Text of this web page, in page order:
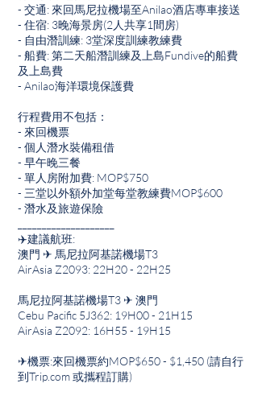
- 交通: 來回馬尼拉機場至Anilao酒店專車接送
- 住宿: 3晚海景房(2人共享1間房)
- 自由潛訓練: 3堂深度訓練教練費
- 船費: 第二天船潛訓練及上島Fundive的船費
及上島費
- Anilao海洋環境保護費
行程費用不包括：
- 來回機票
- 個人潛水裝備租借
- 早午晚三餐
- 單人房附加費: MOP$750
- 三堂以外額外加堂每堂教練費MOP$600
- 潛水及旅遊保險
✈️建議航班:
澳門 ✈ 馬尼拉阿基諾機場T3
AirAsia Z2093: 22H20 - 22H25
馬尼拉阿基諾機場T3 ✈ 澳門
Cebu Pacific 5J362: 19H00 - 21H15
AirAsia Z2092: 16H55 - 19H15
✈機票:來回機票約MOP$650 - $1,450 (請自行
到Trip.com 或攜程訂購)